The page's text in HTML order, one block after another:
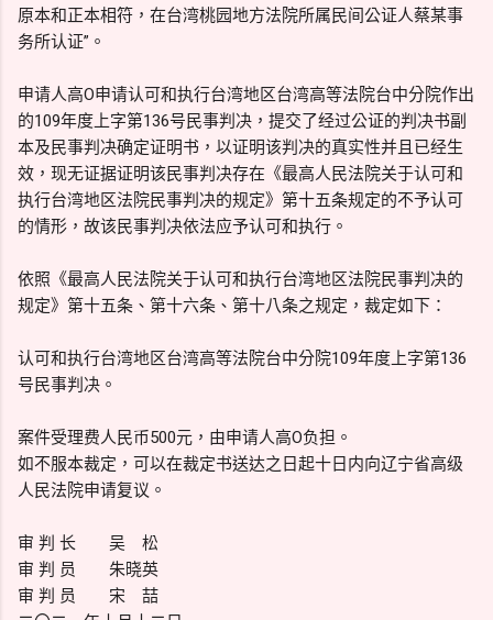
原本和正本相符，在台湾桃园地方法院所属民间公证人蔡某事
务所认证”。
申请人高O申请认可和执行台湾地区台湾高等法院台中分院作出
的109年度上字第136号民事判决，提交了经过公证的判决书副
本及民事判决确定证明书，以证明该判决的真实性并且已经生
效，现无证据证明该民事判决存在《最高人民法院关于认可和
执行台湾地区法院民事判决的规定》第十五条规定的不予认可
的情形，故该民事判决依法应予认可和执行。
依照《最高人民法院关于认可和执行台湾地区法院民事判决的
规定》第十五条、第十六条、第十八条之规定，裁定如下：
认可和执行台湾地区台湾高等法院台中分院109年度上字第136
号民事判决。
案件受理费人民币500元，由申请人高O负担。
如不服本裁定，可以在裁定书送达之日起十日内向辽宁省高级
人民法院申请复议。
审 判 长 吴 松
审 判 员 朱晓英
审 判 员 宋 喆